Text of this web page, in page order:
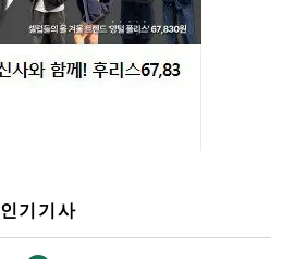
인기기사